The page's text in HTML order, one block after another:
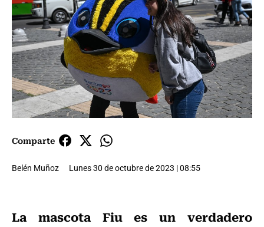
Comparte
Belén Muñoz Lunes 30 de octubre de 2023 | 08:55
La mascota Fiu es un verdadero